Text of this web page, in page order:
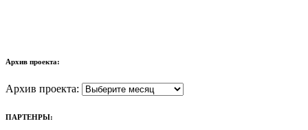
Архив проекта:
Архив проекта:
ПАРТЕНРЫ: